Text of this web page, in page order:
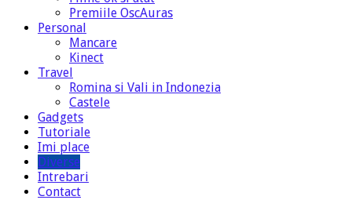
Premiile OscAuras
Personal
Mancare
Kinect
Travel
Romina si Vali in Indonezia
Castele
Gadgets
Tutoriale
Imi place
Diverse
Intrebari
Contact